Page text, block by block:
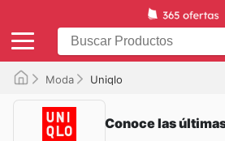
Moda Uniqlo
Conoce las